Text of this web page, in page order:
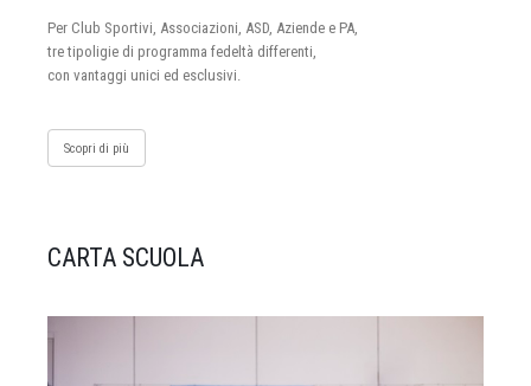
Per Club Sportivi, Associazioni, ASD, Aziende e PA,
tre tipoligie di programma fedeltà differenti,
con vantaggi unici ed esclusivi.
Scopri di più
CARTA SCUOLA